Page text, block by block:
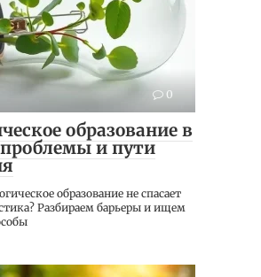
0
образование в
и пути
образование не спасает
Разбираем барьеры и ищем